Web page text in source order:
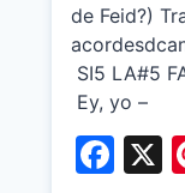
de Feid?)
SI5
Ey, yo –